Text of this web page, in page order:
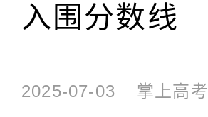
入围分数线
2025-07-03 掌上高考